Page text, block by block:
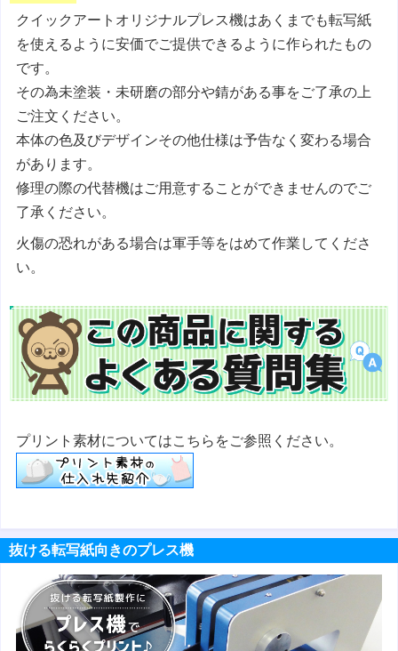
クイックアートオリジナルプレス機はあくまでも転写紙
を使えるように安価でご提供できるように作られたもの
です。
その為未塗装・未研磨の部分や錆がある事をご了承の上
ご注文ください。
本体の色及びデザインその他仕様は予告なく変わる場合
があります。
修理の際の代替機はご用意することができませんのでご
了承ください。
火傷の恐れがある場合は軍手等をはめて作業してくださ
い。
プリント素材についてはこちらをご参照ください。
抜ける転写紙向きのプレス機